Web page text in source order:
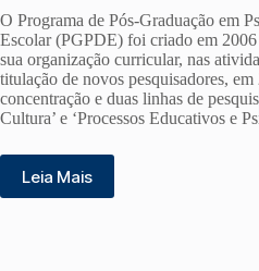
O Programa de Pós-Graduação em
Escolar (PGPDE) foi criado em 2006
sua organização curricular, nas
titulação de novos pesquisadores,
concentração e duas linhas de
Cultura’ e ‘Processos Educativos e
Leia Mais